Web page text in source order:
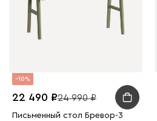
10
22 490 24 990
Письменный стол Бревор-3